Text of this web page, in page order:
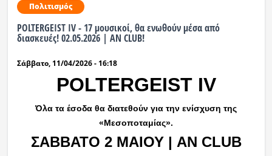
Πολιτισμός
POLTERGEIST IV - 17 μουσικοί, θα ενωθούν μέσα από
διασκευές! 02.05.2026 | AN CLUB!
Σάββατο, 11/04/2026 - 16:18
POLTERGEIST IV
Όλα τα έσοδα θα διατεθούν για την ενίσχυση της
«Μεσοποταμίας».
ΣΑΒΒΑΤΟ 2 ΜΑΙΟΥ | AN CLUB